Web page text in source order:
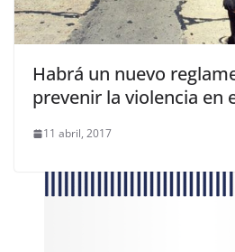
Habrá un nuevo
prevenir la violencia en
11 abril, 2017